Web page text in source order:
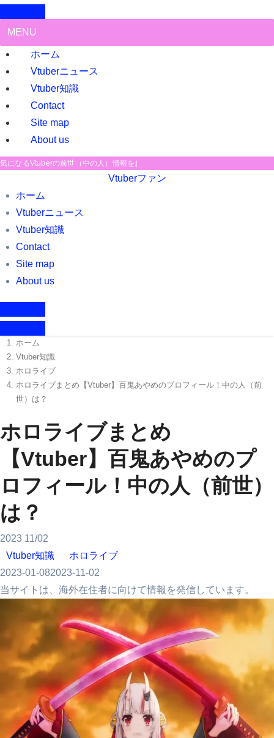
MENU
ホーム
Vtuberニュース
Vtuber知識
Contact
Site map
About us
気になるVtuberの前世（中の人）情報をお届け中！
Vtuberファン
ホーム
Vtuberニュース
Vtuber知識
Contact
Site map
About us
ホーム
Vtuber知識
ホロライブ
ホロライブまとめ【Vtuber】百鬼あやめのプロフィール！中の人（前
世）は？
ホロライブまとめ
【Vtuber】百鬼あやめのプ
ロフィール！中の人（前世）
は？
2023 11/02
Vtuber知識
ホロライブ
2023-01-082023-11-02
当サイトは、海外在住者に向けて情報を発信しています。